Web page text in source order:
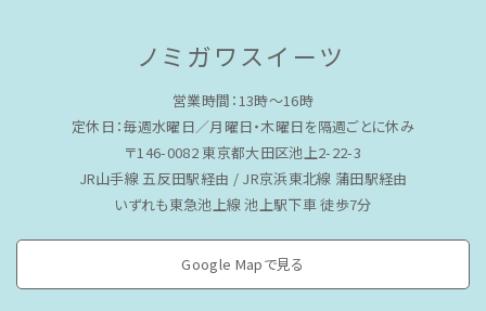
ノミガワスイーツ
営業時間：13時〜16時
定休日：毎週水曜日／月曜日・木曜日を隔週ごとに休み
〒146-0082 東京都大田区池上2-22-3
JR山手線 五反田駅経由 / JR京浜東北線 蒲田駅経由
いずれも東急池上線 池上駅下車 徒歩7分
Google Mapで見る